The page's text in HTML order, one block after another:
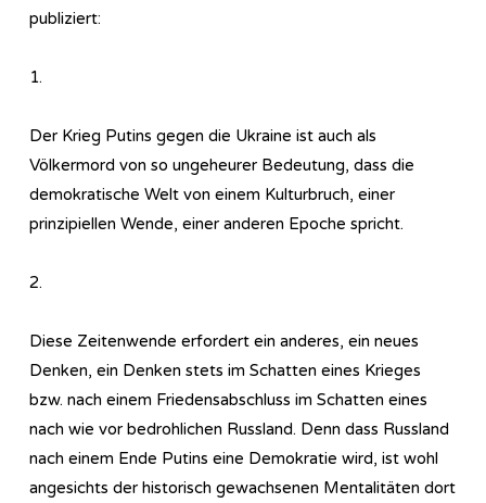
publiziert:
1.
Der Krieg Putins gegen die Ukraine ist auch als
Völkermord von so ungeheurer Bedeutung, dass die
demokratische Welt von einem Kulturbruch, einer
prinzipiellen Wende, einer anderen Epoche spricht.
2.
Diese Zeitenwende erfordert ein anderes, ein neues
Denken, ein Denken stets im Schatten eines Krieges
bzw. nach einem Friedensabschluss im Schatten eines
nach wie vor bedrohlichen Russland. Denn dass Russland
nach einem Ende Putins eine Demokratie wird, ist wohl
angesichts der historisch gewachsenen Mentalitäten dort